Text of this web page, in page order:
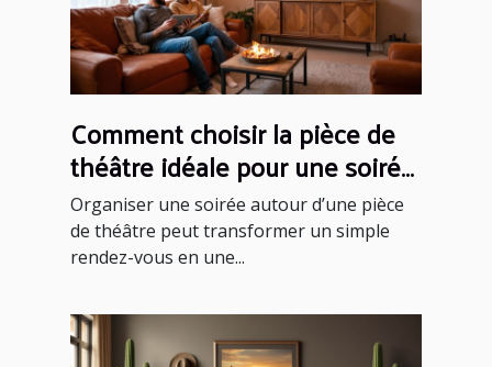
Comment choisir la pièce de
théâtre idéale pour une soirée
réussie ?
Organiser une soirée autour d’une pièce
de théâtre peut transformer un simple
rendez-vous en une...